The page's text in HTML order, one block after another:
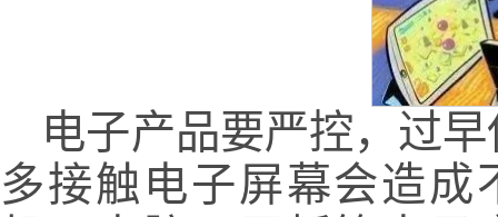
电子产品要严控，过
多接触电子屏幕会造